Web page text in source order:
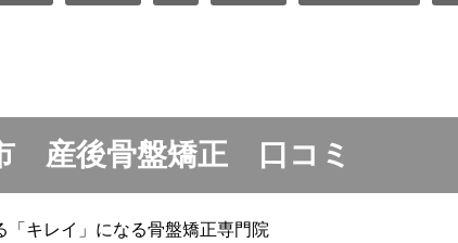
産後骨盤矯正 口コミ
「キレイ」になる骨盤矯正専門院